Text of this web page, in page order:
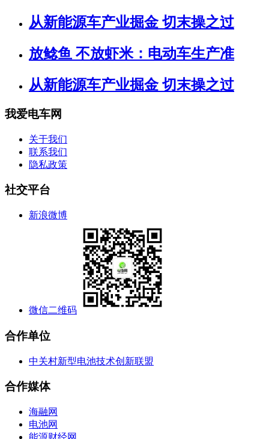
从新能源车产业掘金 切末操之过
放鲶鱼 不放虾米：电动车生产准
从新能源车产业掘金 切末操之过
我爱电车网
关于我们
联系我们
隐私政策
社交平台
新浪微博
微信二维码
合作单位
中关村新型电池技术创新联盟
合作媒体
海融网
电池网
能源财经网